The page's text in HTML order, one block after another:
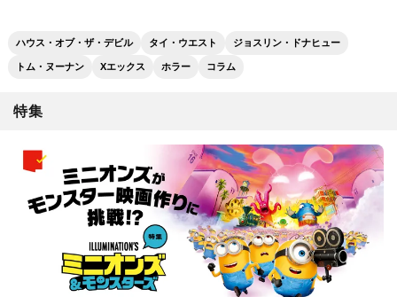
ハウス・オブ・ザ・デビル タイ・ウエスト ジョスリン・ドナヒュー
トム・ヌーナン Xエックス ホラー コラム
特集